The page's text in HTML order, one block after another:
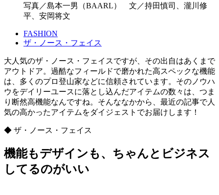
写真／島本一男（BAARL） 文／持田慎司、瀧川修
平、安岡将文
FASHION
ザ・ノース・フェイス
大人気のザ・ノース・フェイスですが、その出自はあくまで
アウトドア。過酷なフィールドで磨かれた高スペックな機能
は、多くのプロ登山家などに信頼されています。そのノウハ
ウをデイリーユースに落とし込んだアイテムの数々は、つま
り断然高機能なんですね。そんななかから、最近の記事で人
気の高かったアイテムをダイジェストでお届けします！
◆ ザ・ノース・フェイス
機能もデザインも、ちゃんとビジネス
してるのがいい